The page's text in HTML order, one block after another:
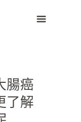
腸癌
了解